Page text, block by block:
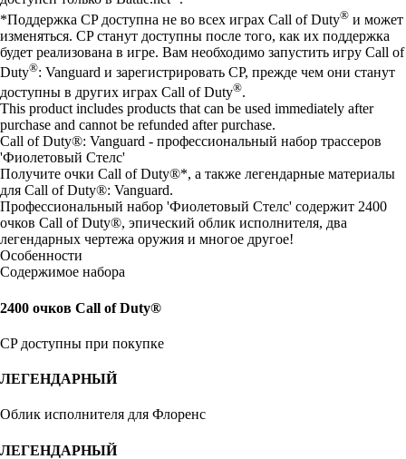
*Поддержка CP доступна не во всех играх Call of Duty® и может
изменяться. CP станут доступны после того, как их поддержка
будет реализована в игре. Вам необходимо запустить игру Call of
Duty®: Vanguard и зарегистрировать CP, прежде чем они станут
доступны в других играх Call of Duty®.
This product includes products that can be used immediately after
purchase and cannot be refunded after purchase.
Call of Duty®: Vanguard - профессиональный набор трассеров
'Фиолетовый Стелс'
Получите очки Call of Duty®*, а также легендарные материалы
для Call of Duty®: Vanguard.
Профессиональный набор 'Фиолетовый Стелс' содержит 2400
очков Call of Duty®, эпический облик исполнителя, два
легендарных чертежа оружия и многое другое!
Особенности
Содержимое набора
2400 очков Call of Duty®
CP доступны при покупке
ЛЕГЕНДАРНЫЙ
Облик исполнителя для Флоренс
ЛЕГЕНДАРНЫЙ